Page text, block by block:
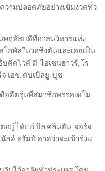
วามปลอดภัยอย่างเข้มงวดทั่ว
พฤหัสบดีที่อาสนวิหารแห่ง
โกพัลในวอชิงตันและเคยเป็น
ดไวต์ ดี. ไอเซนฮาวร์, โร
เอช. ดับเบิลยู. บุช
อดีตรุ่นพี่สมาชิกพรรคเดโม
อยู่ ได้แก่ บิล คลินตัน, จอร์จ
ลด์ ทรัมป์ คาดว่าจะเข้าร่วม